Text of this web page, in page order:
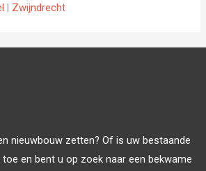
| Zwijndrecht
nieuwbouw zetten? Of is uw bestaande
toe en bent u op zoek naar een bekwame